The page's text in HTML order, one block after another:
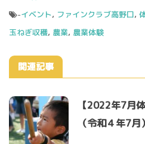
-イベント, ファインクラブ高野口,
玉ねぎ収穫, 農業, 農業体験
関連記事
【2022年7月
（令和４年7月）